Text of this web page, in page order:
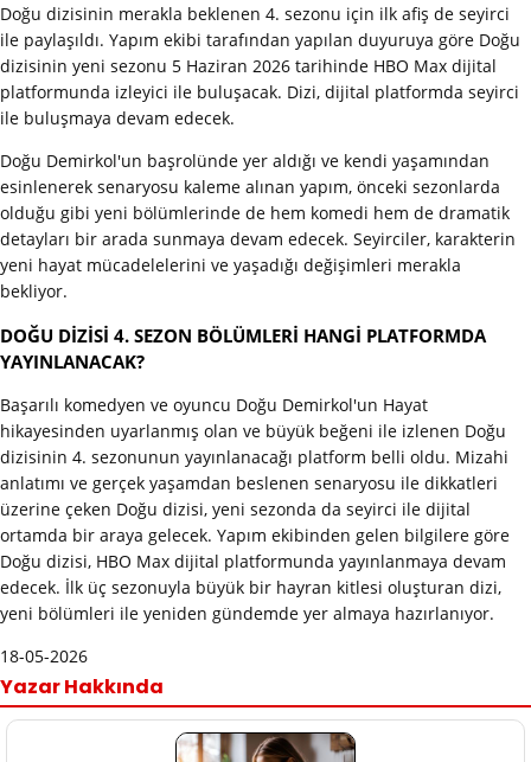
Doğu dizisinin merakla beklenen 4. sezonu için ilk afiş de seyirci
ile paylaşıldı. Yapım ekibi tarafından yapılan duyuruya göre Doğu
dizisinin yeni sezonu 5 Haziran 2026 tarihinde HBO Max dijital
platformunda izleyici ile buluşacak. Dizi, dijital platformda seyirci
ile buluşmaya devam edecek.
Doğu Demirkol'un başrolünde yer aldığı ve kendi yaşamından
esinlenerek senaryosu kaleme alınan yapım, önceki sezonlarda
olduğu gibi yeni bölümlerinde de hem komedi hem de dramatik
detayları bir arada sunmaya devam edecek. Seyirciler, karakterin
yeni hayat mücadelelerini ve yaşadığı değişimleri merakla
bekliyor.
DOĞU DİZİSİ 4. SEZON BÖLÜMLERİ HANGİ PLATFORMDA
YAYINLANACAK?
Başarılı komedyen ve oyuncu Doğu Demirkol'un Hayat
hikayesinden uyarlanmış olan ve büyük beğeni ile izlenen Doğu
dizisinin 4. sezonunun yayınlanacağı platform belli oldu. Mizahi
anlatımı ve gerçek yaşamdan beslenen senaryosu ile dikkatleri
üzerine çeken Doğu dizisi, yeni sezonda da seyirci ile dijital
ortamda bir araya gelecek. Yapım ekibinden gelen bilgilere göre
Doğu dizisi, HBO Max dijital platformunda yayınlanmaya devam
edecek. İlk üç sezonuyla büyük bir hayran kitlesi oluşturan dizi,
yeni bölümleri ile yeniden gündemde yer almaya hazırlanıyor.
18-05-2026
Yazar Hakkında